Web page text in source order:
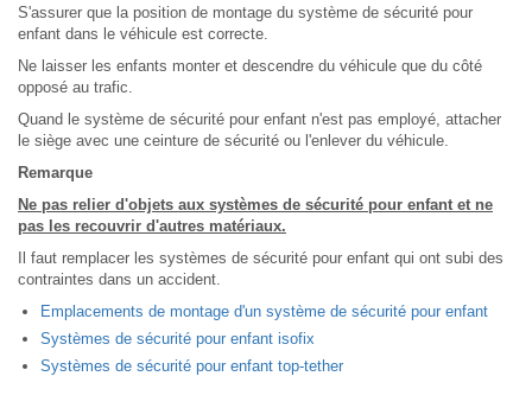
S'assurer que la position de montage du système de sécurité pour
enfant dans le véhicule est correcte.
Ne laisser les enfants monter et descendre du véhicule que du côté
opposé au trafic.
Quand le système de sécurité pour enfant n'est pas employé, attacher
le siège avec une ceinture de sécurité ou l'enlever du véhicule.
Remarque
Ne pas relier d'objets aux systèmes de sécurité pour enfant et ne
pas les recouvrir d'autres matériaux.
Il faut remplacer les systèmes de sécurité pour enfant qui ont subi des
contraintes dans un accident.
Emplacements de montage d'un système de sécurité pour enfant
Systèmes de sécurité pour enfant isofix
Systèmes de sécurité pour enfant top-tether